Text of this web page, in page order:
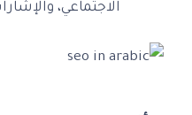
الاجتماعي،